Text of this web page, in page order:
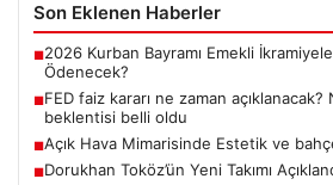
Son Eklenen Haberler
■2026 Kurban Bayramı Emekli
Ödenecek?
■FED faiz kararı ne zaman açıklanacak?
beklentisi belli oldu
■Açık Hava Mimarisinde Estetik ve
■Dorukhan Toköz’ün Yeni Takımı